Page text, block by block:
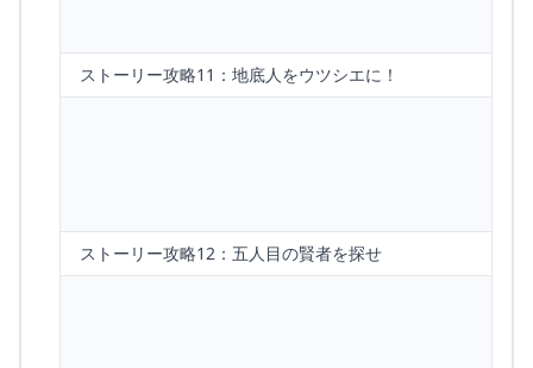
ストーリー攻略11：地底人をウツシエに！
ストーリー攻略12：五人目の賢者を探せ